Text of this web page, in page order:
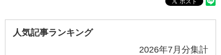
人気記事ランキング
2026年7月分集計